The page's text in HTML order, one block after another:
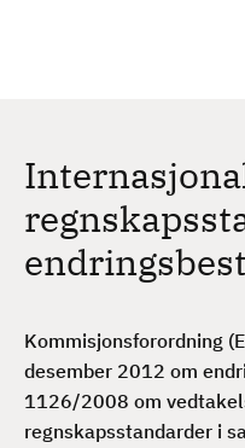
Kommisjonsforordning
desember 2012 om
1126/2008 om
regnskapsstandarder i